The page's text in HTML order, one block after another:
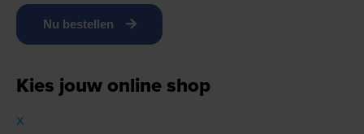
Nu bestellen
Kies jouw online shop
X